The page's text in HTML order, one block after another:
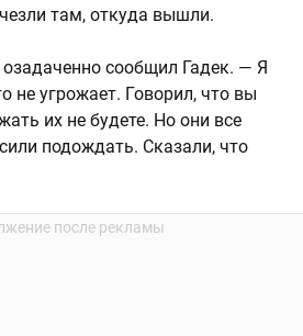
там, откуда вышли.
сообщил Гадек. — Я
не угрожает. Говорил, что вы
их не будете. Но они все
подождать. Сказали, что